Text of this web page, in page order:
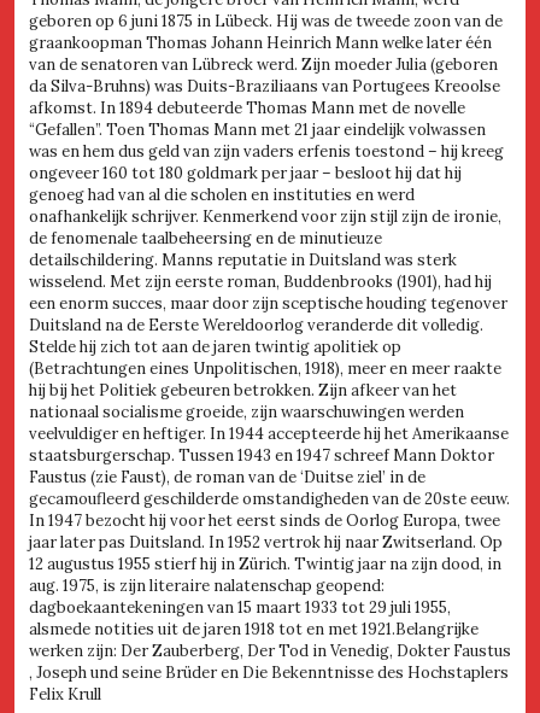
geboren op 6 juni 1875 in Lübeck. Hij was de tweede zoon van de
graankoopman Thomas Johann Heinrich Mann welke later één
van de senatoren van Lübreck werd. Zijn moeder Julia (geboren
da Silva-Bruhns) was Duits-Braziliaans van Portugees Kreoolse
afkomst. In 1894 debuteerde Thomas Mann met de novelle
“Gefallen”. Toen Thomas Mann met 21 jaar eindelijk volwassen
was en hem dus geld van zijn vaders erfenis toestond – hij kreeg
ongeveer 160 tot 180 goldmark per jaar – besloot hij dat hij
genoeg had van al die scholen en instituties en werd
onafhankelijk schrijver. Kenmerkend voor zijn stijl zijn de ironie,
de fenomenale taalbeheersing en de minutieuze
detailschildering. Manns reputatie in Duitsland was sterk
wisselend. Met zijn eerste roman, Buddenbrooks (1901), had hij
een enorm succes, maar door zijn sceptische houding tegenover
Duitsland na de Eerste Wereldoorlog veranderde dit volledig.
Stelde hij zich tot aan de jaren twintig apolitiek op
(Betrachtungen eines Unpolitischen, 1918), meer en meer raakte
hij bij het Politiek gebeuren betrokken. Zijn afkeer van het
nationaal socialisme groeide, zijn waarschuwingen werden
veelvuldiger en heftiger. In 1944 accepteerde hij het Amerikaanse
staatsburgerschap. Tussen 1943 en 1947 schreef Mann Doktor
Faustus (zie Faust), de roman van de ‘Duitse ziel’ in de
gecamoufleerd geschilderde omstandigheden van de 20ste eeuw.
In 1947 bezocht hij voor het eerst sinds de Oorlog Europa, twee
jaar later pas Duitsland. In 1952 vertrok hij naar Zwitserland. Op
12 augustus 1955 stierf hij in Zürich. Twintig jaar na zijn dood, in
aug. 1975, is zijn literaire nalatenschap geopend:
dagboekaantekeningen van 15 maart 1933 tot 29 juli 1955,
alsmede notities uit de jaren 1918 tot en met 1921.Belangrijke
werken zijn: Der Zauberberg, Der Tod in Venedig, Dokter Faustus
, Joseph und seine Brüder en Die Bekenntnisse des Hochstaplers
Felix Krull